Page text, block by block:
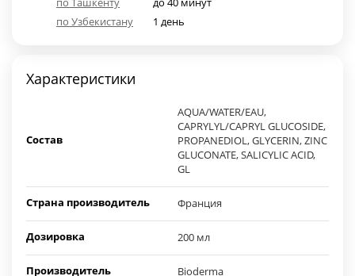
по Узбекистану
1 день
Характеристики
Состав
AQUA/WATER/EAU,
CAPRYLYL/CAPRYL GLUCOSIDE,
PROPANEDIOL, GLYCERIN, ZINC
GLUCONATE, SALICYLIC ACID,
GL
Страна производитель Франция
Дозировка 200 мл
Производитель Bioderma